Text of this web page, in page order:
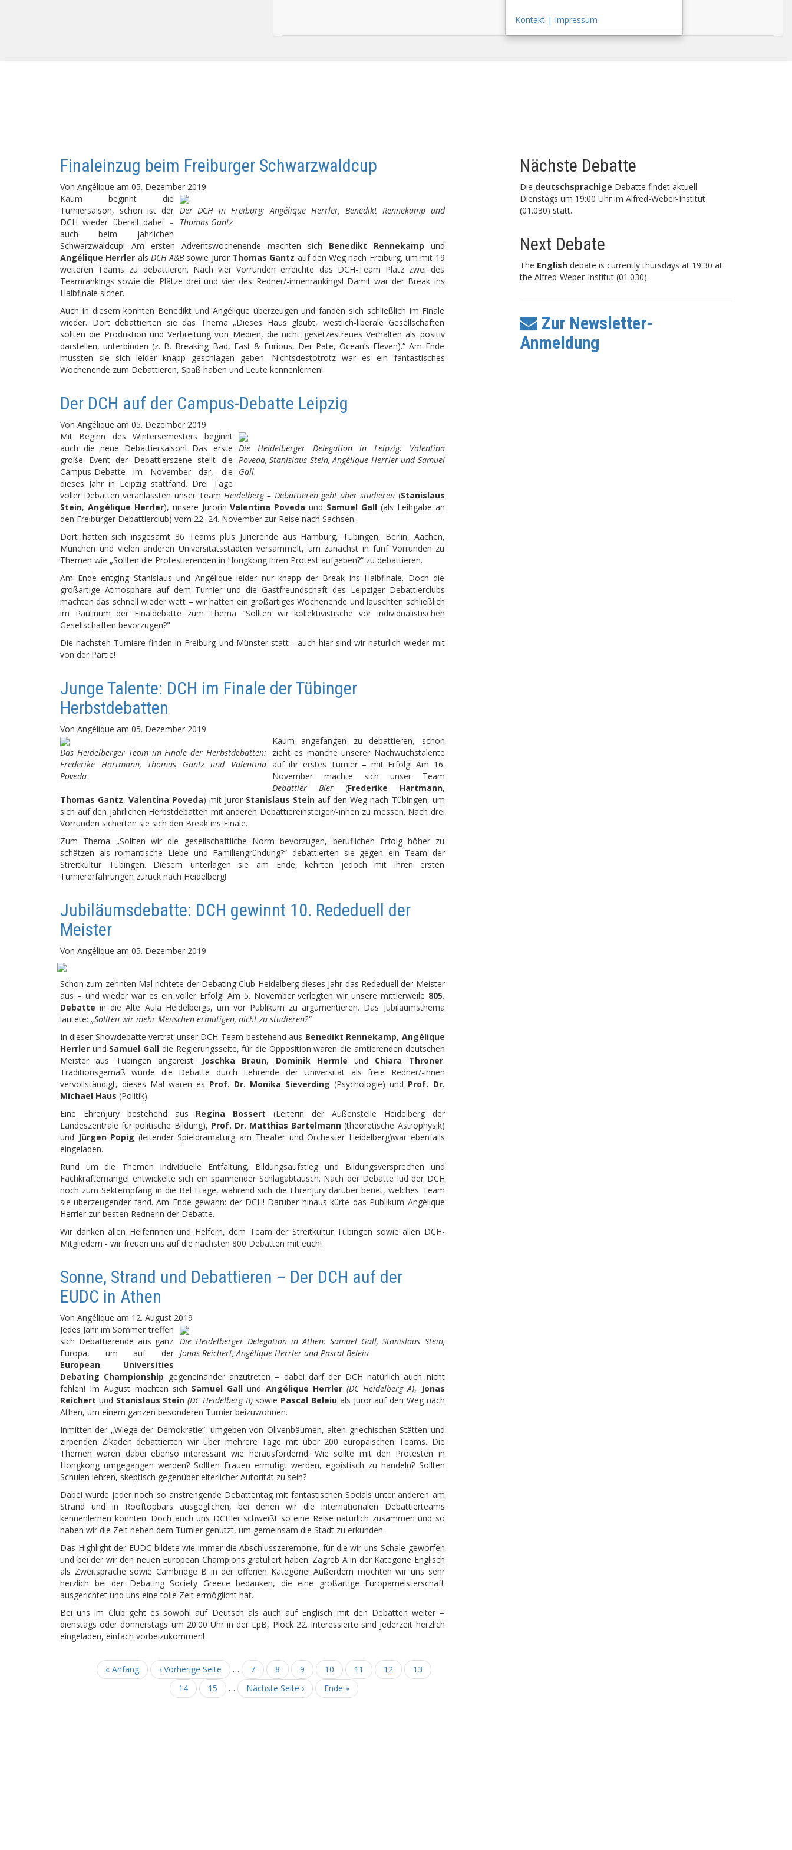
Kontakt | Impressum
Finaleinzug beim Freiburger Schwarzwaldcup
Von Angélique am 05. Dezember 2019
Der DCH in Freiburg: Angélique Herrler, Benedikt Rennekamp und
Thomas Gantz
Kaum beginnt die
Turniersaison, schon ist der
DCH wieder überall dabei –
auch beim jährlichen
Schwarzwaldcup! Am ersten Adventswochenende machten sich Benedikt Rennekamp und
Angélique Herrler als DCH A&Bsowie Juror Thomas Gantz auf den Weg nach Freiburg, um mit 19
weiteren Teams zu debattieren. Nach vier Vorrunden erreichte das DCH-Team Platz zwei des
Teamrankings sowie die Plätze drei und vier des Redner/-innenrankings! Damit war der Break ins
Halbfinale sicher.
Auch in diesem konnten Benedikt und Angélique überzeugen und fanden sich schließlich im Finale
wieder. Dort debattierten sie das Thema „Dieses Haus glaubt, westlich-liberale Gesellschaften
sollten die Produktion und Verbreitung von Medien, die nicht gesetzestreues Verhalten als positiv
darstellen, unterbinden (z. B. Breaking Bad, Fast & Furious, Der Pate, Ocean’s Eleven).“ Am Ende
mussten sie sich leider knapp geschlagen geben. Nichtsdestotrotz war es ein fantastisches
Wochenende zum Debattieren, Spaß haben und Leute kennenlernen!
Der DCH auf der Campus-Debatte Leipzig
Von Angélique am 05. Dezember 2019
Die Heidelberger Delegation in Leipzig: Valentina
Poveda, Stanislaus Stein, Angélique Herrler und Samuel
Gall
Mit Beginn des Wintersemesters beginnt
auch die neue Debattiersaison! Das erste
große Event der Debattierszene stellt die
Campus-Debatte im November dar, die
dieses Jahr in Leipzig stattfand. Drei Tage
voller Debatten veranlassten unser TeamHeidelberg – Debattieren geht über studieren (Stanislaus
Stein, Angélique Herrler), unsere JurorinValentina Poveda und Samuel Gall(als Leihgabe an
den Freiburger Debattierclub) vom 22.-24. November zur Reise nach Sachsen.
Dort hatten sich insgesamt 36 Teams plus Jurierende aus Hamburg, Tübingen, Berlin, Aachen,
München und vielen anderen Universitätsstädten versammelt, um zunächst in fünf Vorrunden zu
Themen wie „Sollten die Protestierenden in Hongkong ihren Protest aufgeben?“ zu debattieren.
Am Ende entging Stanislaus und Angélique leider nur knapp der Break ins Halbfinale. Doch die
großartige Atmosphäre auf dem Turnier und die Gastfreundschaft des Leipziger Debattierclubs
machten das schnell wieder wett – wir hatten ein großartiges Wochenende und lauschten schließlich
im Paulinum der Finaldebatte zum Thema "Sollten wir kollektivistische vor individualistischen
Gesellschaften bevorzugen?"
Die nächsten Turniere finden in Freiburg und Münster statt - auch hier sind wir natürlich wieder mit
von der Partie!
Junge Talente: DCH im Finale der Tübinger
Herbstdebatten
Von Angélique am 05. Dezember 2019
Das Heidelberger Team im Finale der Herbstdebatten:
Frederike Hartmann, Thomas Gantz und Valentina
Poveda
Kaum angefangen zu debattieren, schon
zieht es manche unserer Nachwuchstalente
auf ihr erstes Turnier – mit Erfolg! Am 16.
November machte sich unser Team
Debattier Bier(Frederike Hartmann,
Thomas Gantz,Valentina Poveda) mit Juror Stanislaus Stein auf den Weg nach Tübingen, um
sich auf den jährlichen Herbstdebatten mit anderen Debattiereinsteiger/-innen zu messen. Nach drei
Vorrunden sicherten sie sich den Break ins Finale.
Zum Thema „Sollten wir die gesellschaftliche Norm bevorzugen, beruflichen Erfolg höher zu
schätzen als romantische Liebe und Familiengründung?“ debattierten sie gegen ein Team der
Streitkultur Tübingen. Diesem unterlagen sie am Ende, kehrten jedoch mit ihren ersten
Turniererfahrungen zurück nach Heidelberg!
Jubiläumsdebatte: DCH gewinnt 10. Rededuell der
Meister
Von Angélique am 05. Dezember 2019
Schon zum zehnten Mal richtete der Debating Club Heidelberg dieses Jahr das Rededuell der Meister
aus – und wieder war es ein voller Erfolg! Am 5. November verlegten wir unsere mittlerweile 805.
Debatte in die Alte Aula Heidelbergs, um vor Publikum zu argumentieren. Das Jubiläumsthema
lautete: „Sollten wir mehr Menschen ermutigen, nicht zu studieren?“
In dieser Showdebatte vertrat unser DCH-Team bestehend aus Benedikt Rennekamp, Angélique
Herrler und Samuel Gall die Regierungsseite, für die Opposition waren die amtierenden deutschen
Meister aus Tübingen angereist:
Joschka Braun, Dominik Hermle und Chiara Throner.
Traditionsgemäß wurde die Debatte durch Lehrende der Universität als freie Redner/-innen
vervollständigt, dieses Mal waren es Prof. Dr. Monika Sieverding (Psychologie) und Prof. Dr.
Michael Haus (Politik).
Eine Ehrenjury bestehend aus Regina Bossert (Leiterin der Außenstelle Heidelberg der
Landeszentrale für politische Bildung), Prof. Dr. Matthias Bartelmann(theoretische Astrophysik)
und Jürgen Popig (leitender Spieldramaturg am Theater und Orchester Heidelberg)war ebenfalls
eingeladen.
Rund um die Themen individuelle Entfaltung, Bildungsaufstieg und Bildungsversprechen und
Fachkräftemangel entwickelte sich ein spannender Schlagabtausch. Nach der Debatte lud der DCH
noch zum Sektempfang in die Bel Etage, während sich die Ehrenjury darüber beriet, welches Team
sie überzeugender fand. Am Ende gewann: der DCH! Darüber hinaus kürte das Publikum Angélique
Herrler zur besten Rednerin der Debatte.
Wir danken allen Helferinnen und Helfern, dem Team der Streitkultur Tübingen sowie allen DCH-
Mitgliedern - wir freuen uns auf die nächsten 800 Debatten mit euch!
Sonne, Strand und Debattieren – Der DCH auf der
EUDC in Athen
Von Angélique am 12. August 2019
Die Heidelberger Delegation in Athen: Samuel Gall, Stanislaus Stein,
Jonas Reichert, Angélique Herrler und Pascal Beleiu
Jedes Jahr im Sommer treffen
sich Debattierende aus ganz
Europa, um auf der
European Universities
Debating Championship gegeneinander anzutreten – dabei darf der DCH natürlich auch nicht
fehlen! Im August machten sich Samuel Gall und Angélique Herrler (DC Heidelberg A), Jonas
Reichert und Stanislaus Stein (DC Heidelberg B)sowie Pascal Beleiuals Juror auf den Weg nach
Athen, um einem ganzen besonderen Turnier beizuwohnen.
Inmitten der „Wiege der Demokratie“, umgeben von Olivenbäumen, alten griechischen Stätten und
zirpenden Zikaden debattierten wir über mehrere Tage mit über 200 europäischen Teams. Die
Themen waren dabei ebenso interessant wie herausfordernd: Wie sollte mit den Protesten in
Hongkong umgegangen werden? Sollten Frauen ermutigt werden, egoistisch zu handeln? Sollten
Schulen lehren, skeptisch gegenüber elterlicher Autorität zu sein?
Dabei wurde jeder noch so anstrengende Debattentag mit fantastischen Socials unter anderen am
Strand und in Rooftopbars ausgeglichen, bei denen wir die internationalen Debattierteams
kennenlernen konnten. Doch auch uns DCHler schweißt so eine Reise natürlich zusammen und so
haben wir die Zeit neben dem Turnier genutzt, um gemeinsam die Stadt zu erkunden.
Das Highlight der EUDC bildete wie immer die Abschlusszeremonie, für die wir uns Schale geworfen
und bei der wir den neuen European Champions gratuliert haben: Zagreb A in der Kategorie Englisch
als Zweitsprache sowie Cambridge B in der offenen Kategorie! Außerdem möchten wir uns sehr
herzlich bei der Debating Society Greece bedanken, die eine großartige Europameisterschaft
ausgerichtet und uns eine tolle Zeit ermöglicht hat.
Bei uns im Club geht es sowohl auf Deutsch als auch auf Englisch mit den Debatten weiter –
dienstags oder donnerstags um 20:00 Uhr in der LpB, Plöck 22. Interessierte sind jederzeit herzlich
eingeladen, einfach vorbeizukommen!
Seitennummerierung
Erste
Seite
« Anfang
Vorherige
Seite
‹ Vorherige Seite … Seite
7 Seite
8 Seite
9 Seite
10
Aktuelle
Seite
11 Seite
12 Seite
13
Seite
14 Seite
15 …
Nächste
Seite
Nächste Seite ›
Letzte
Seite
Ende »
Nächste Debatte
Die deutschsprachige Debatte findet aktuell
Dienstags um 19:00 Uhr im Alfred-Weber-Institut
(01.030) statt.
Next Debate
The English debate is currently thursdays at 19.30 at
the Alfred-Weber-Institut (01.030).
Zur Newsletter-
Anmeldung